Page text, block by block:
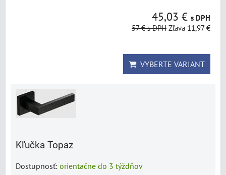
45,03 € s DPH
57 €s DPH Zľava 11,97 €
VYBERTE VARIANT
Kľučka Topaz
Dostupnosť: orientačne do 3 týždňov